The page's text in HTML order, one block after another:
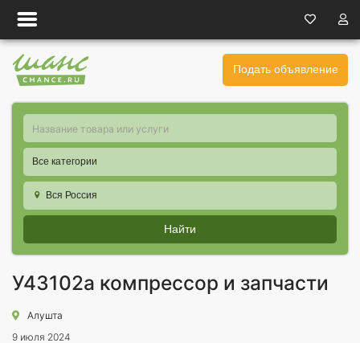
Подать объявление
Все категории
Вся Россия
Найти
У43102а компрессор и запчасти
Алушта
9 июля 2024